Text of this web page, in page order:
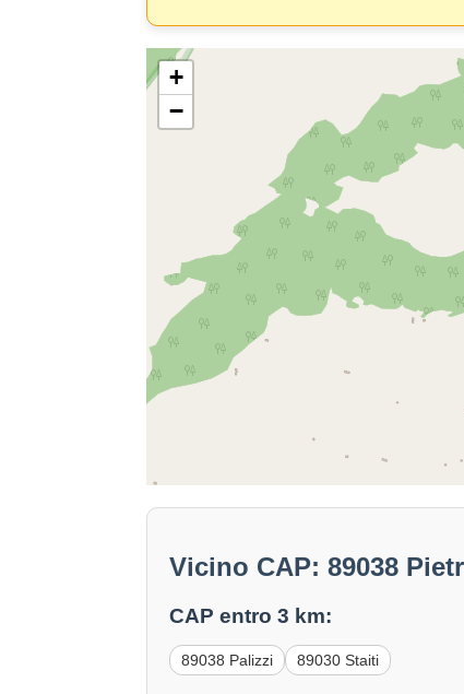
+
−
Vicino CAP: 89038
CAP entro 3 km:
89038 Palizzi 89030 Staiti